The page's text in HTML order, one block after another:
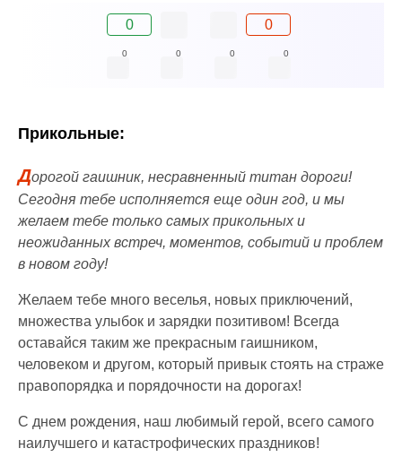
0 0
0 0 0 0
Прикольные:
Дорогой гаишник, несравненный титан дороги!
Сегодня тебе исполняется еще один год, и мы
желаем тебе только самых прикольных и
неожиданных встреч, моментов, событий и проблем
в новом году!
Желаем тебе много веселья, новых приключений,
множества улыбок и зарядки позитивом! Всегда
оставайся таким же прекрасным гаишником,
человеком и другом, который привык стоять на страже
правопорядка и порядочности на дорогах!
С днем рождения, наш любимый герой, всего самого
наилучшего и катастрофических праздников!